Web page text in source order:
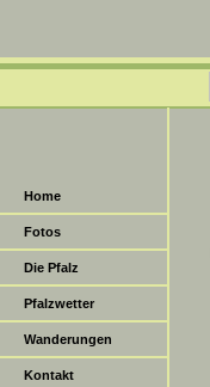
Home
Fotos
Die Pfalz
Pfalzwetter
Wanderungen
Kontakt